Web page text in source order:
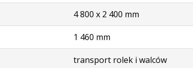
4 800 x 2 400 mm
1 460 mm
transport rolek i walców